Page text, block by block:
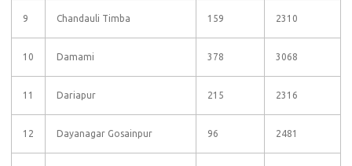
9 Chandauli Timba 159 2310
10 Damami 378 3068
11 Dariapur 215 2316
12 Dayanagar Gosainpur 96 2481